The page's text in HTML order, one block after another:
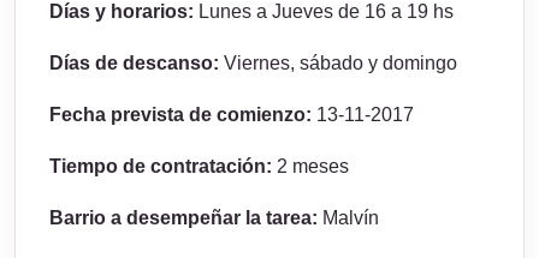
Días y horarios: Lunes a Jueves de 16 a 19 hs
Días de descanso: Viernes, sábado y domingo
Fecha prevista de comienzo: 13-11-2017
Tiempo de contratación: 2 meses
Barrio a desempeñar la tarea: Malvín